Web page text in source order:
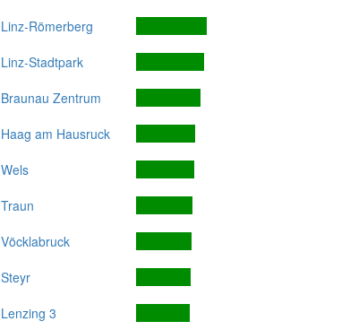
Linz-Römerberg
Linz-Stadtpark
Braunau Zentrum
Haag am Hausruck
Wels
Traun
Vöcklabruck
Steyr
Lenzing 3